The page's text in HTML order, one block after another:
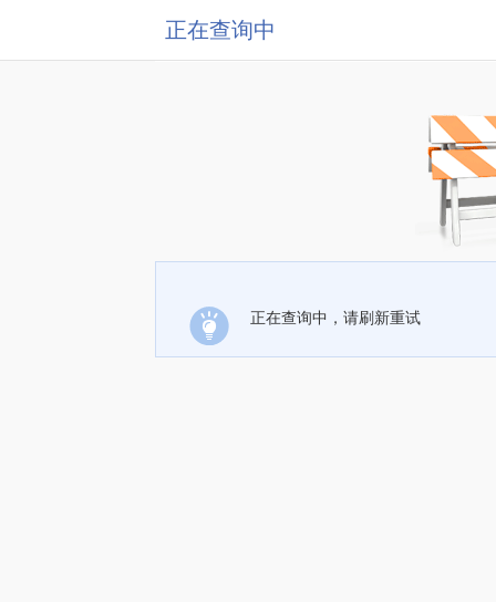
正在查询中
正在查询中，请刷新重试